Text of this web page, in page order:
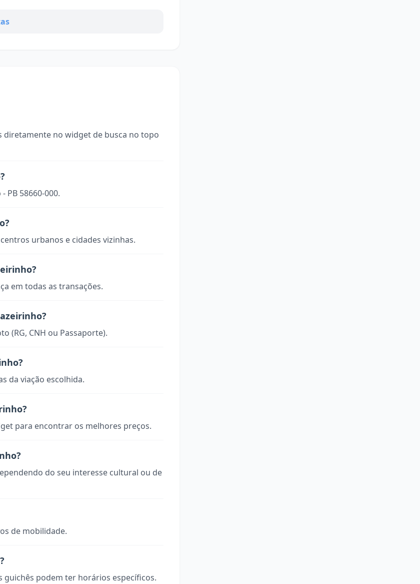
diretamente no widget de busca no topo
PB 58660-000.
urbanos e cidades vizinhas.
em todas as transações.
(RG, CNH ou Passaporte).
da viação escolhida.
para encontrar os melhores preços.
do seu interesse cultural ou de
de mobilidade.
podem ter horários específicos.